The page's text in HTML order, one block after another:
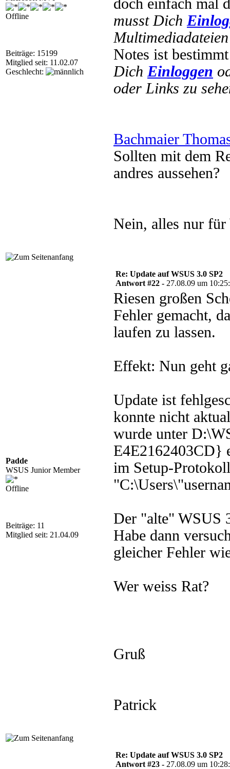
Offline
Beiträge: 15199
Mitglied seit: 11.02.07
Geschlecht:
doch einfach mal
musst Dich
Notes ist
Dich Einloggen
oder Links zu
Bachmaier
Sollten mit dem
andres aussehen?
Nein, alles nur
Padde
WSUS Junior Member
Offline
Beiträge: 11
Mitglied seit: 21.04.09
Re: Update auf WSUS 3.0 SP2
Antwort #22 - 27.08.09 um
Riesen großen
Fehler gemacht,
laufen zu lassen.
Effekt: Nun geht
Update ist
konnte nicht
wurde unter
E4E2162403CD}
im Setup-Protokoll
Der "alte" WSUS
Habe dann
gleicher Fehler
Wer weiss Rat?
Gruß
Patrick
Re: Update auf WSUS 3.0 SP2
Antwort #23 - 27.08.09 um